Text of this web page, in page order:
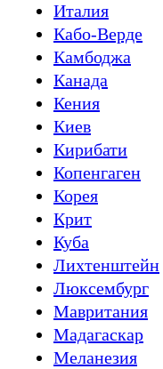
Италия
Кабо-Верде
Камбоджа
Канада
Кения
Киев
Кирибати
Копенгаген
Корея
Крит
Куба
Лихтенштейн
Люксембург
Мавритания
Мадагаскар
Меланезия